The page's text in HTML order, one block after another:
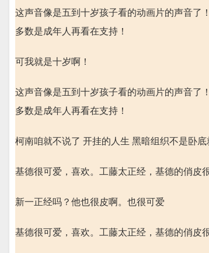
这声音像是五到十岁孩子看的动画片的声音了
多数是成年人再看在支持！
可我就是十岁啊！
这声音像是五到十岁孩子看的动画片的声音了
多数是成年人再看在支持！
柯南咱就不说了 开挂的人生 黑暗组织不是卧
基德很可爱，喜欢。工藤太正经，基德的俏皮
新一正经吗？他也很皮啊。也很可爱
基德很可爱，喜欢。工藤太正经，基德的俏皮